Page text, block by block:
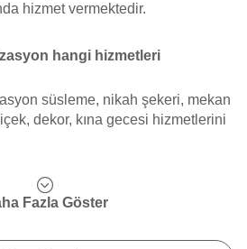
hizmet vermektedir.
hangi hizmetleri
süsleme, nikah şekeri, mekan
dekor, kına gecesi hizmetlerini
Fazla Göster